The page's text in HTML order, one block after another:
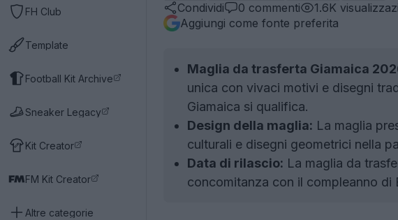
FH Club
Template
Football Kit Archive
Sneaker Legacy
Kit Creator
FM Kit Creator
Altre categorie
Condividi
0 commenti 1.6K
Aggiungi come fonte preferita
Maglia da trasferta Giamaica
unica con vivaci motivi e disegni
Giamaica si qualifica.
Design della maglia: La maglia
culturali e disegni geometrici nella
Data di rilascio: La maglia da
concomitanza con il compleanno di